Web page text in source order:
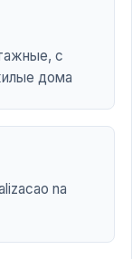
с
дома
na